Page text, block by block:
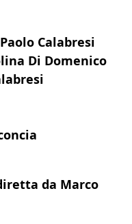
Paolo Calabresi
Di Domenico
da Marco